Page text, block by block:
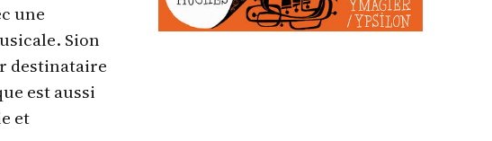
une
Sion
destinataire
est aussi
et